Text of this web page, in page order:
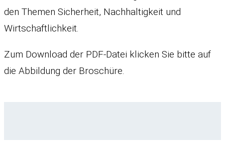
den Themen Sicherheit, Nachhaltigkeit und
Wirtschaftlichkeit.
Zum Download der PDF-Datei klicken Sie bitte auf
die Abbildung der Broschüre.